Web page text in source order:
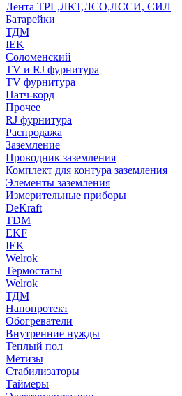
Лента TPL,ЛКТ,ЛСО,ЛССИ, СИЛ
Батарейки
ТДМ
IEK
Соломенский
TV и RJ фурнитура
TV фурнитура
Патч-корд
Прочее
RJ фурнитура
Распродажа
Заземление
Проводник заземления
Комплект для контура заземления
Элементы заземления
Измерительные приборы
DeKraft
TDM
EKF
IEK
Welrok
Термостаты
Welrok
ТДМ
Нанопротект
Обогреватели
Внутренние нужды
Теплый пол
Метизы
Стабилизаторы
Таймеры